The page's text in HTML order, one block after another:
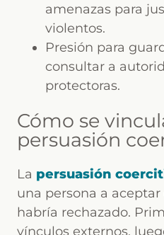
amenazas para
violentos.
Presión para
consultar a
protectoras.
Cómo se
persuasión
La persuasión
una persona a
habría rechazado.
vínculos externos,